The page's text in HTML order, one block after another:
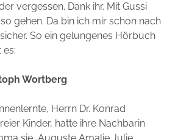
vergessen. Dank ihr. Mit Gussi
gehen. Da bin ich mir schon nach
So ein gelungenes Hörbuch
Wortberg
Herrn Dr. Konrad
Kinder, hatte ihre Nachbarin